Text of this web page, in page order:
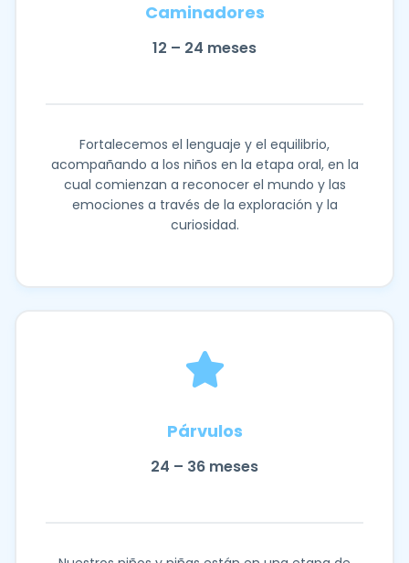
Caminadores
12 – 24 meses
Fortalecemos el lenguaje y el equilibrio,
acompañando a los niños en la etapa oral, en la
cual comienzan a reconocer el mundo y las
emociones a través de la exploración y la
curiosidad.
Párvulos
24 – 36 meses